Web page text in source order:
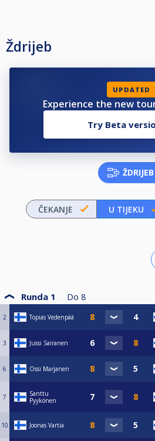
Ždrijeb
UPDATED
Experience the new
Try Beta
ŽDRIJEB
ČEKANJE U TIJEKU
Runda 1 Do 8
2 Topias Vedenpää
3 Jussi Sairanen
6 Ossi Marjanen
7
Santtu
Pyykönen
10 Joonas Vartia